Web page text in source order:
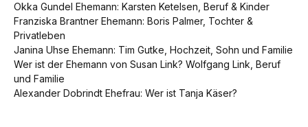
Okka Gundel Ehemann: Karsten Ketelsen, Beruf & Kinder
Franziska Brantner Ehemann: Boris Palmer, Tochter &
Privatleben
Janina Uhse Ehemann: Tim Gutke, Hochzeit, Sohn und Familie
Wer ist der Ehemann von Susan Link? Wolfgang Link, Beruf
und Familie
Alexander Dobrindt Ehefrau: Wer ist Tanja Käser?